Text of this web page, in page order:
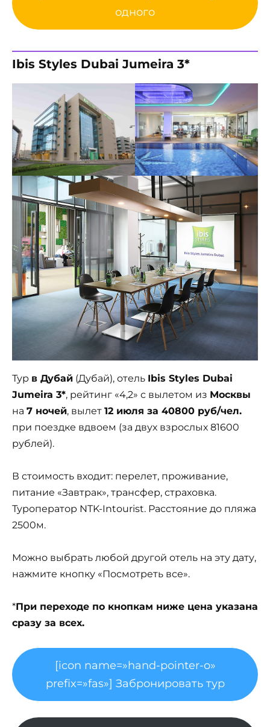
одного
Ibis Styles Dubai Jumeira 3*
Тур в Дубай (Дубай), отель Ibis Styles Dubai
Jumeira 3*, рейтинг «4,2» с вылетом из Москвы
на 7 ночей, вылет 12 июля за 40800 руб/чел.
при поездке вдвоем (за двух взрослых 81600
рублей).
В стоимость входит: перелет, проживание,
питание «Завтрак», трансфер, страховка.
Туроператор NTK-Intourist. Расстояние до пляжа
2500м.
Можно выбрать любой другой отель на эту дату,
нажмите кнопку «Посмотреть все».
*При переходе по кнопкам ниже цена указана
сразу за всех.
[icon name=»hand-pointer-o»
prefix=»fas»] Забронировать тур